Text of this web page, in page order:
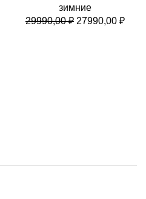
зимние
29990,00₽ 27990,00 ₽